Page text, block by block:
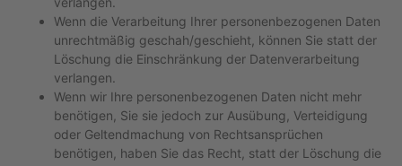
Wenn die Verarbeitung Ihrer personenbezogenen Daten
unrechtmäßig geschah/geschieht, können Sie statt der
Löschung die Einschränkung der Datenverarbeitung
verlangen.
Wenn wir Ihre personenbezogenen Daten nicht mehr
benötigen, Sie sie jedoch zur Ausübung, Verteidigung
oder Geltendmachung von Rechtsansprüchen
benötigen, haben Sie das Recht, statt der Löschung die